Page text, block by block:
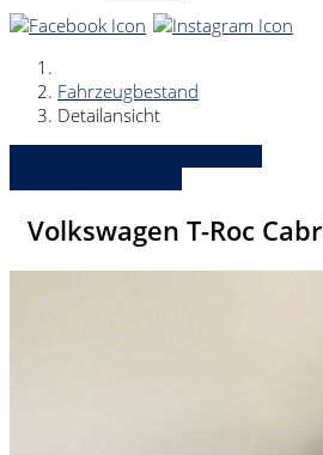
Fahrzeugbestand
Detailansicht
Volkswagen T-Roc